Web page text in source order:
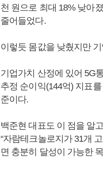
천 원으로 최대 18% 낮아
줄어들었다.
이렇듯 몸값을 낮췄지만
기업가치 산정에 있어 5G
추정 순이익(144억) 지표
준이다.
백준현 대표도 이 점을 알
“자람테크놀로지가 31개
면 충분히 달성이 가능한